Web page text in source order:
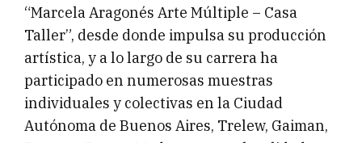
“Marcela Aragonés Arte Múltiple – Casa
Taller”, desde donde impulsa su producción
artística, y a lo largo de su carrera ha
participado en numerosas muestras
individuales y colectivas en la Ciudad
Autónoma de Buenos Aires, Trelew, Gaiman,